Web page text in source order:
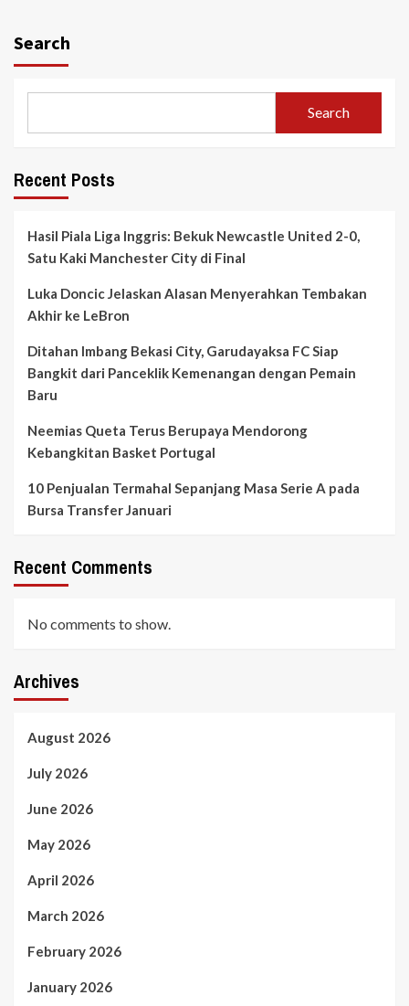
Search
Search
Recent Posts
Hasil Piala Liga Inggris: Bekuk Newcastle United 2-0,
Satu Kaki Manchester City di Final
Luka Doncic Jelaskan Alasan Menyerahkan Tembakan
Akhir ke LeBron
Ditahan Imbang Bekasi City, Garudayaksa FC Siap
Bangkit dari Panceklik Kemenangan dengan Pemain
Baru
Neemias Queta Terus Berupaya Mendorong
Kebangkitan Basket Portugal
10 Penjualan Termahal Sepanjang Masa Serie A pada
Bursa Transfer Januari
Recent Comments
No comments to show.
Archives
August 2026
July 2026
June 2026
May 2026
April 2026
March 2026
February 2026
January 2026